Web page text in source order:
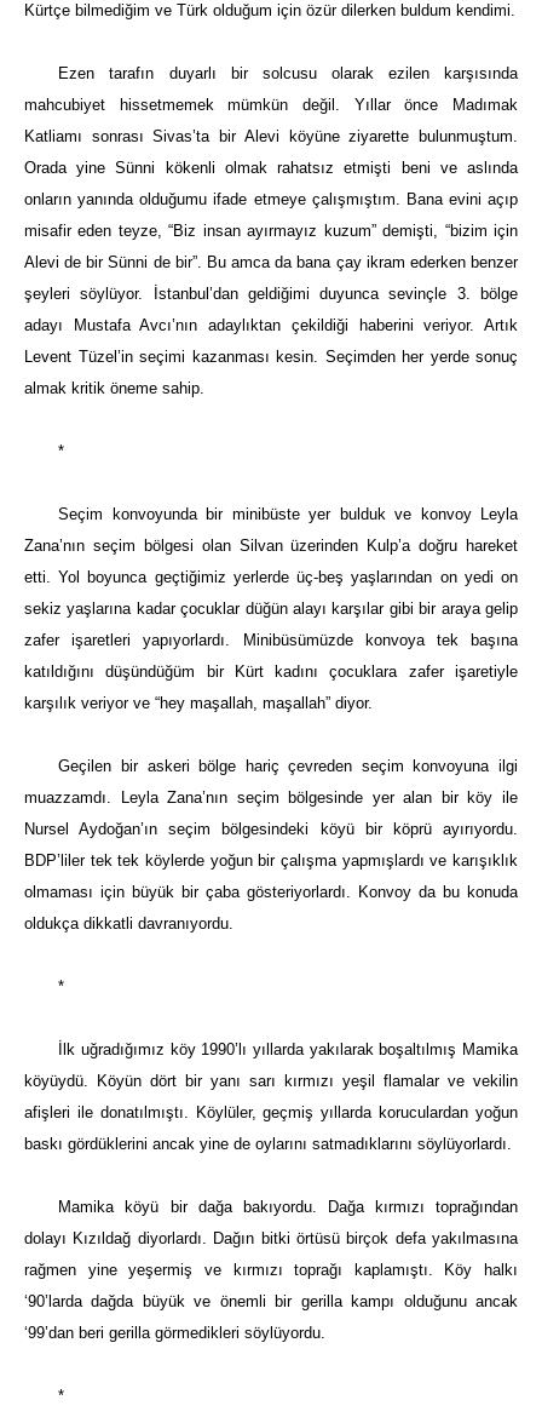
Kürtçe bilmediğim ve Türk olduğum için özür dilerken buldum kendimi.
Ezen tarafın duyarlı bir solcusu olarak ezilen karşısında
mahcubiyet hissetmemek mümkün değil. Yıllar önce Madımak
Katliamı sonrası Sivas’ta bir Alevi köyüne ziyarette bulunmuştum.
Orada yine Sünni kökenli olmak rahatsız etmişti beni ve aslında
onların yanında olduğumu ifade etmeye çalışmıştım. Bana evini açıp
misafir eden teyze, “Biz insan ayırmayız kuzum” demişti, “bizim için
Alevi de bir Sünni de bir”. Bu amca da bana çay ikram ederken benzer
şeyleri söylüyor. İstanbul’dan geldiğimi duyunca sevinçle 3. bölge
adayı Mustafa Avcı’nın adaylıktan çekildiği haberini veriyor. Artık
Levent Tüzel’in seçimi kazanması kesin. Seçimden her yerde sonuç
almak kritik öneme sahip.
*
Seçim konvoyunda bir minibüste yer bulduk ve konvoy Leyla
Zana’nın seçim bölgesi olan Silvan üzerinden Kulp’a doğru hareket
etti. Yol boyunca geçtiğimiz yerlerde üç-beş yaşlarından on yedi on
sekiz yaşlarına kadar çocuklar düğün alayı karşılar gibi bir araya gelip
zafer işaretleri yapıyorlardı. Minibüsümüzde konvoya tek başına
katıldığını düşündüğüm bir Kürt kadını çocuklara zafer işaretiyle
karşılık veriyor ve “hey maşallah, maşallah” diyor.
Geçilen bir askeri bölge hariç çevreden seçim konvoyuna ilgi
muazzamdı. Leyla Zana’nın seçim bölgesinde yer alan bir köy ile
Nursel Aydoğan’ın seçim bölgesindeki köyü bir köprü ayırıyordu.
BDP’liler tek tek köylerde yoğun bir çalışma yapmışlardı ve karışıklık
olmaması için büyük bir çaba gösteriyorlardı. Konvoy da bu konuda
oldukça dikkatli davranıyordu.
*
İlk uğradığımız köy 1990’lı yıllarda yakılarak boşaltılmış Mamika
köyüydü. Köyün dört bir yanı sarı kırmızı yeşil flamalar ve vekilin
afişleri ile donatılmıştı. Köylüler, geçmiş yıllarda koruculardan yoğun
baskı gördüklerini ancak yine de oylarını satmadıklarını söylüyorlardı.
Mamika köyü bir dağa bakıyordu. Dağa kırmızı toprağından
dolayı Kızıldağ diyorlardı. Dağın bitki örtüsü birçok defa yakılmasına
rağmen yine yeşermiş ve kırmızı toprağı kaplamıştı. Köy halkı
‘90’larda dağda büyük ve önemli bir gerilla kampı olduğunu ancak
‘99’dan beri gerilla görmedikleri söylüyordu.
*